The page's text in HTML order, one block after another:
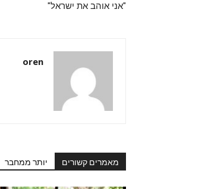
"אני אוהב את ישראל"
oren
מאמרים קשורים יותר ממחבר